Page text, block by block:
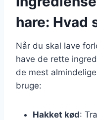
hare: Hvad
Når du skal lave
have de rette
de mest
bruge:
Hakket kød: